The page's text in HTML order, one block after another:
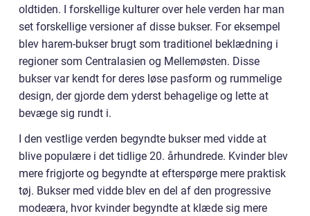
oldtiden. I forskellige kulturer over hele verden har man
set forskellige versioner af disse bukser. For eksempel
blev harem-bukser brugt som traditionel beklædning i
regioner som Centralasien og Mellemøsten. Disse
bukser var kendt for deres løse pasform og rummelige
design, der gjorde dem yderst behagelige og lette at
bevæge sig rundt i.
I den vestlige verden begyndte bukser med vidde at
blive populære i det tidlige 20. århundrede. Kvinder blev
mere frigjorte og begyndte at efterspørge mere praktisk
tøj. Bukser med vidde blev en del af den progressive
modeæra, hvor kvinder begyndte at klæde sig mere